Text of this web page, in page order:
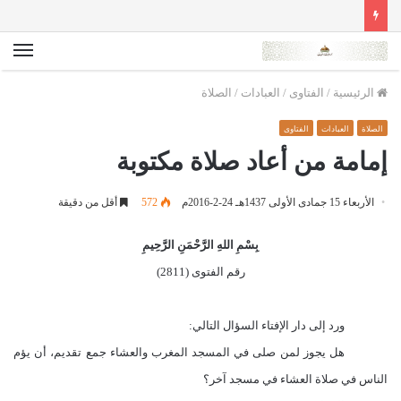
الرئيسية / الفتاوى / العبادات / الصلاة
الصلاة العبادات الفتاوى
إمامة من أعاد صلاة مكتوبة
الأربعاء 15 جمادى الأولى 1437هـ 24-2-2016م 572 أقل من دقيقة
بِسْمِ اللهِ الرَّحْمَنِ الرَّحِيمِ
رقم الفتوى (2811)
ورد إلى دار الإفتاء السؤال التالي:
هل يجوز لمن صلى في المسجد المغرب والعشاء جمع تقديم، أن يؤم
الناس في صلاة العشاء في مسجد آخر ؟